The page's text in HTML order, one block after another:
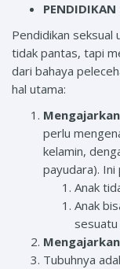
Pendidikan seksual
tidak pantas, tapi
dari bahaya
hal utama:
perlu
kelamin,
payudara). Ini
Anak
Anak
Tubuhnya